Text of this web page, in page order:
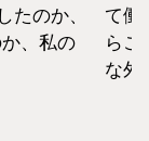
たのか、
、私の
て働
らこ
な外